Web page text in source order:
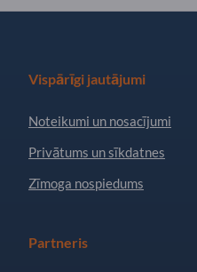
Vispārīgi jautājumi
Noteikumi un nosacījumi
Privātums un sīkdatnes
Zīmoga nospiedums
Partneris